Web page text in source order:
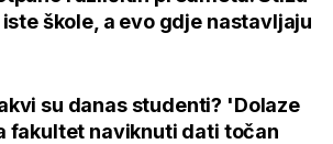
iste škole, a evo gdje nastavljaju
su danas studenti? 'Dolaze
fakultet naviknuti dati točan